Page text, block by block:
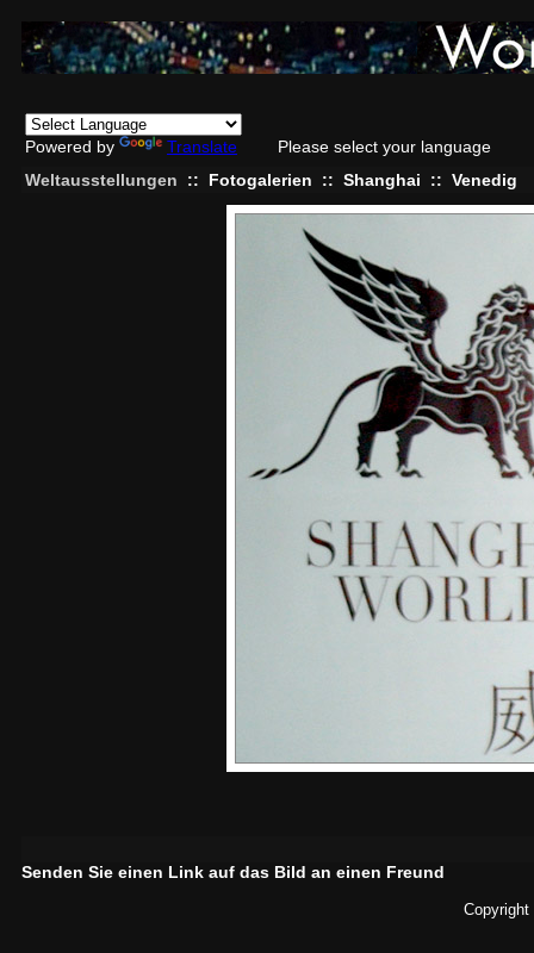
Powered by Translate
Please select your language
Weltausstellungen
:: Fotogalerien :: Shanghai :: Venedig
Senden Sie einen Link auf das Bild an einen Freund